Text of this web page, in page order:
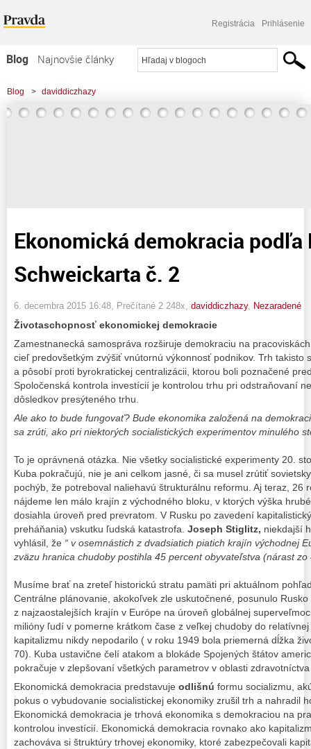
Registrácia Prihlásenie
Blog
Najnovšie články
Najčítanejšie články
Najkomentovanejšie články
Blog > daviddiczhazy
> Ekonomická demokracia podľa Davida Schweickarta č. 2
Ekonomická demokracia podľa
Schweickarta č. 2
6. decembra 2015 16:48 , Prečítané 2 248x, daviddiczhazy, Nezaradené
Životaschopnosť ekonomickej demokracie
Zamestnanecká samospráva rozširuje demokraciu na
cieľ predovšetkým zvýšiť vnútornú výkonnosť podnikov. Trh takisto
a pôsobí proti byrokratickej centralizácii, ktorou boli poznačené
Spoločenská kontrola investícií je kontrolou trhu pri odstraňovaní
dôsledkov presýteného trhu.
Ale ako to bude fungovať? Bude ekonomika založená na
sa zrúti, ako pri niektorých socialistických experimentov minulého
To je oprávnená otázka. Nie všetky socialistické experimenty 20.
Kuba pokračujú, nie je ani celkom jasné, či sa musel zrútiť
pochýb, že potreboval naliehavú štrukturálnu reformu. Aj teraz, 26
nájdeme len málo krajín z východného bloku, v ktorých výška
dosiahla úroveň pred prevratom. V Rusku po zavedení
preháňania) vskutku ľudská katastrofa. Joseph Stiglitz, niekdajší
vyhlásil, že “ v osemnástich z dvadsiatich piatich krajín východnej
zväzu hranica chudoby postihla 45 percent obyvateľstva (nárast zo
Musíme brať na zreteľ historickú stratu pamäti pri aktuálnom
Centrálne plánovanie, akokoľvek zle uskutočnené, posunulo
z najzaostalejších krajín v Európe na úroveň globálnej
milióny ľudí v pomerne krátkom čase z veľkej chudoby do
kapitalizmu nikdy nepodarilo ( v roku 1949 bola priemerná dĺžka
70). Kuba ustavične čelí atakom a blokáde Spojených štátov
pokračuje v zlepšovaní všetkých parametrov v oblasti
Ekonomická demokracia predstavuje odlišnú formu socializmu,
pokus o vybudovanie socialistickej ekonomiky zrušil trh a nahradil
Ekonomická demokracia je trhová ekonomika s demokraciou na
kontrolou investícií. Ekonomická demokracia rovnako ako
zachováva si štruktúry trhovej ekonomiky, ktoré zabezpečovali